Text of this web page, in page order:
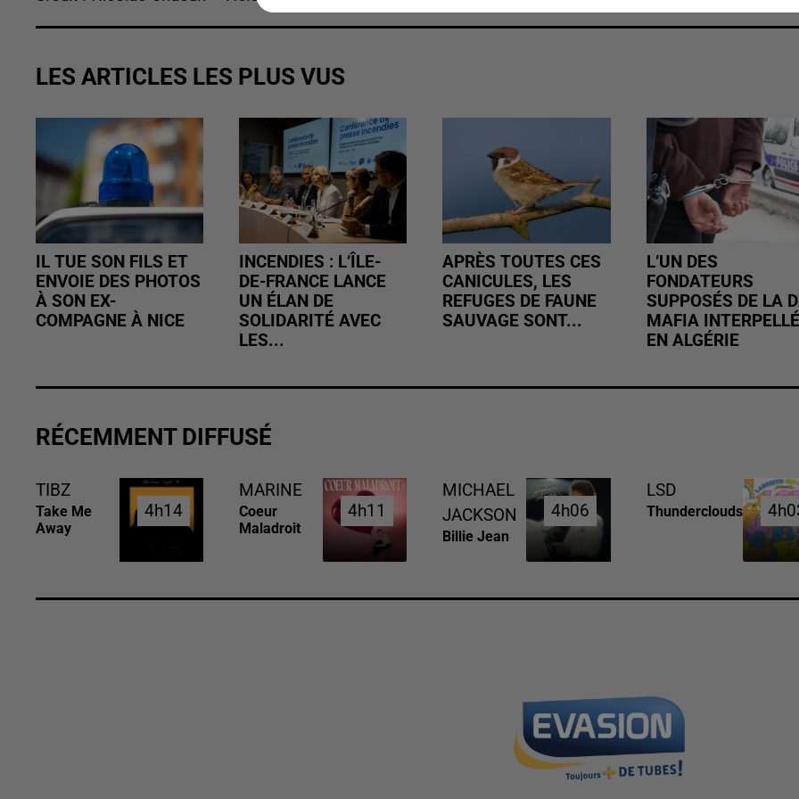
LES ARTICLES LES PLUS VUS
IL TUE SON FILS ET
ENVOIE DES PHOTOS
À SON EX-
COMPAGNE À NICE
INCENDIES : L’ÎLE-
DE-FRANCE LANCE
UN ÉLAN DE
SOLIDARITÉ AVEC
LES...
APRÈS TOUTES CES
CANICULES, LES
REFUGES DE FAUNE
SAUVAGE SONT...
L’UN DES
FONDATEURS
SUPPOSÉS DE LA
MAFIA INTERPELLÉ
EN ALGÉRIE
RÉCEMMENT DIFFUSÉ
TIBZ
Take Me
Away
4h14
4h14
MARINE
Coeur
Maladroit
4h11
4h11
MICHAEL
JACKSON
Billie Jean
4h06
4h06
LSD
Thunderclouds